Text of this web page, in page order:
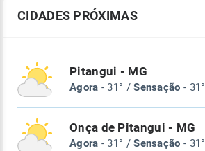
CIDADES PRÓXIMAS
Pitangui - MG
Agora - 31° /Sensação - 31°
Onça de Pitangui - MG
Agora - 31° /Sensação - 31°